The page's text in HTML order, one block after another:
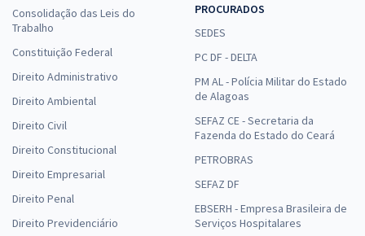
Consolidação das Leis do
Trabalho
Constituição Federal
Direito Administrativo
Direito Ambiental
Direito Civil
Direito Constitucional
Direito Empresarial
Direito Penal
Direito Previdenciário
PROCURADOS
SEDES
PC DF - DELTA
PM AL - Polícia Militar do Estado
de Alagoas
SEFAZ CE - Secretaria da
Fazenda do Estado do Ceará
PETROBRAS
SEFAZ DF
EBSERH - Empresa Brasileira de
Serviços Hospitalares